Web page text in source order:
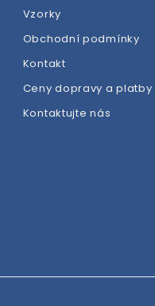
Vzorky
Obchodní podmínky
Kontakt
Ceny dopravy a platby
Kontaktujte nás